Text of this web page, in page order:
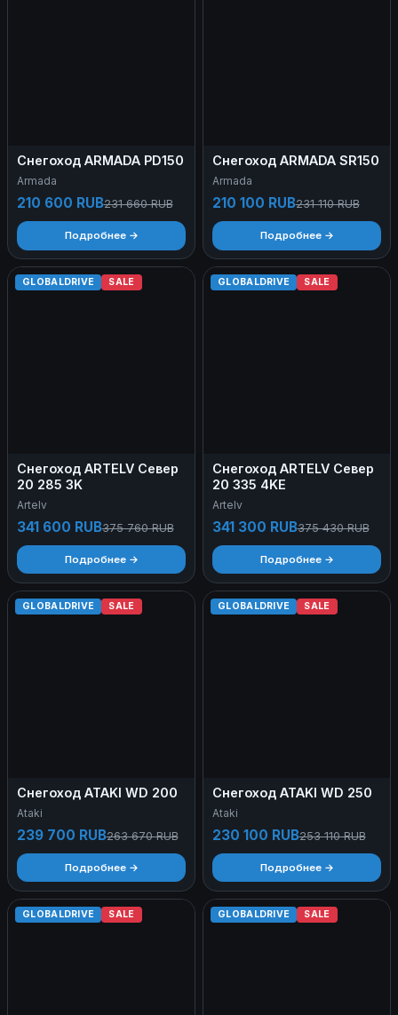
Снегоход ARMADA PD150
Armada
210 600 RUB231 660 RUB
Подробнее →
Снегоход ARMADA SR150
Armada
210 100 RUB231 110 RUB
Подробнее →
GLOBALDRIVE SALE
Снегоход ARTELV Север
20 285 3K
Artelv
341 600 RUB375 760 RUB
Подробнее →
GLOBALDRIVE SALE
Снегоход ARTELV Север
20 335 4KE
Artelv
341 300 RUB375 430 RUB
Подробнее →
GLOBALDRIVE SALE
Снегоход ATAKI WD 200
Ataki
239 700 RUB263 670 RUB
Подробнее →
GLOBALDRIVE SALE
Снегоход ATAKI WD 250
Ataki
230 100 RUB253 110 RUB
Подробнее →
GLOBALDRIVE SALE GLOBALDRIVE SALE